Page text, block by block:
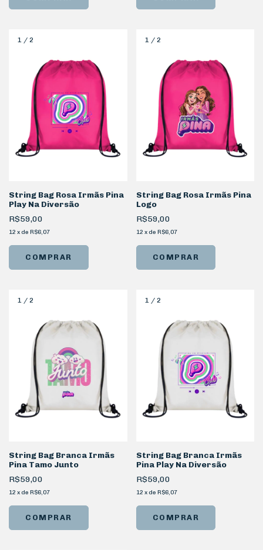
1 / 2
String Bag Rosa Irmãs Pina
Play Na Diversão
R$59,00
12 x de R$6,07
1/ 2
String Bag Rosa Irmãs Pina
Logo
R$59,00
12 x de R$6,07
1 / 2
String Bag Branca Irmãs
Pina Tamo Junto
R$59,00
12 x de R$6,07
1/ 2
String Bag Branca Irmãs
Pina Play Na Diversão
R$59,00
12 x de R$6,07